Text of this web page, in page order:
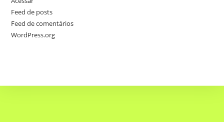
Feed de posts
Feed de comentários
WordPress.org